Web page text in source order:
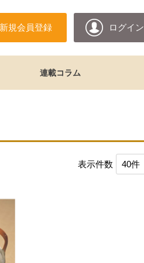
新規会員登録 ログイン
連載コラム
表示件数